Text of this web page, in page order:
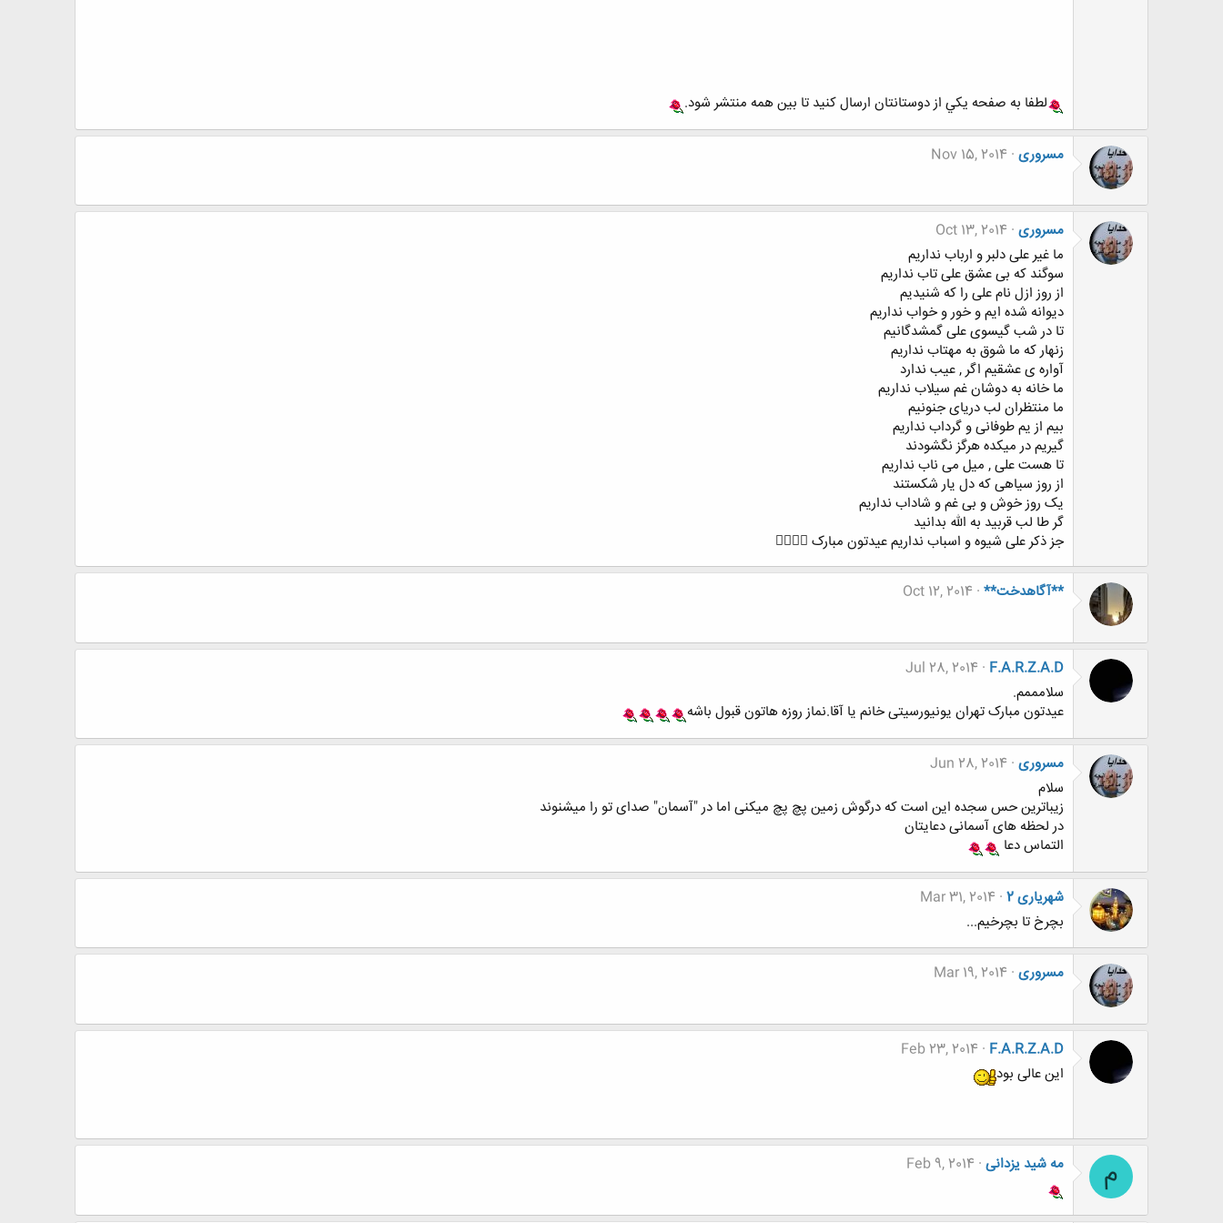
لطفا به صفحه يکي از دوستانتان ارسال کنيد تا بين همه منتشر شود.
مسروری Nov 15, 2014
مسروری Oct 13, 2014
ما غیر علی دلبر و ارباب نداریم
سوگند که بی عشق علی تاب نداریم
از روز ازل نام علی را که شنیدیم
دیوانه شده ایم و خور و خواب نداریم
تا در شب گیسوی علی گمشدگانیم
زنهار که ما شوق به مهتاب نداریم
آواره ی عشقیم اگر , عیب ندارد
ما خانه به دوشان غم سیلاب نداریم
ما منتظران لب دریای جنونیم
بیم از یم طوفانی و گرداب نداریم
گیریم در میکده هرگز نگشودند
تا هست علی , میل می ناب نداریم
از روز سیاهی که دل یار شکستند
یک روز خوش و بی غم و شاداب نداریم
گر طا لب قربید به الله بدانید
جز ذکر علی شیوه و اسباب نداریم عیدتون مبارک 
**آگاهدخت** Oct 12, 2014
F.A.R.Z.A.D
Jul 28, 2014
سلامممم.
عیدتون مبارک تهران یونیورسیتی خانم یا آقا.نماز روزه هاتون قبول باشه
مسروری Jun 28, 2014
سلام
زیباترین حس سجده این است که درگوش زمین پچ پچ میکنی اما در "آسمان" صدای تو را میشنوند
در لحظه های آسمانی دعایتان
التماس دعا
شهریاری 2
Mar 31, 2014
بچرخ تا بچرخیم...
مسروری Mar 19, 2014
F.A.R.Z.A.D
Feb 23, 2014
این عالی بود
م مه شید یزدانی Feb 9, 2014